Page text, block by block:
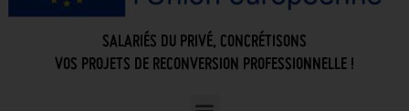
SALARIÉS DU PRIVÉ, CONCRÉTISONS
VOS PROJETS DE RECONVERSION PROFESSIONNELLE !